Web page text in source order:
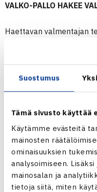
Suostumus
Tämä sivusto käyttää
Käytämme evästeitä
mainosten
ominaisuuksien
analysoimiseen.
mainosalan ja
tietoja siitä, miten
VALKO-PALLO HAKEE
Haettavan valmentajan
– valmennustehtäviä
– valmennustehtävien
– valmiutta myös
Valmennustehtävä tulee
Lisätietoja tehtävästä
Unto Salonen (040-762
Manninen (050-342